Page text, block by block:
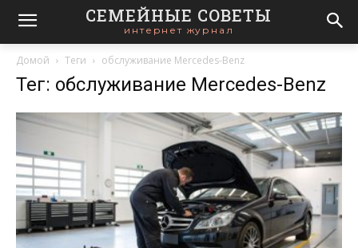
СЕМЕЙНЫЕ СОВЕТЫ
интернет журнал
Домой Теги обслуживание Mercedes-Benz
Тег: обслуживание Mercedes-Benz